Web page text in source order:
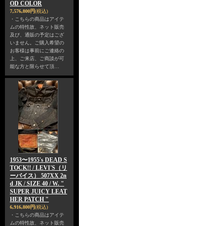
OD COLOR
7,576,800円(税込)
・こちらの商品はアイテ
ムの特性故、ネット販売
及び、通販の予定はござ
いません。ご購入希望の
お客様は事前にご連絡の
上、ご来店、ご商談が可
能な方と限らせて頂…
1953〜1955's DEAD S
TOCK!! / LEVI'S（リ
ーバイス） 507XX 2n
d JK / SIZE 40 / W. "
SUPER JUICY LEAT
HER PATCH "
6,916,800円(税込)
・こちらの商品はアイテ
ムの特性故、ネット販売